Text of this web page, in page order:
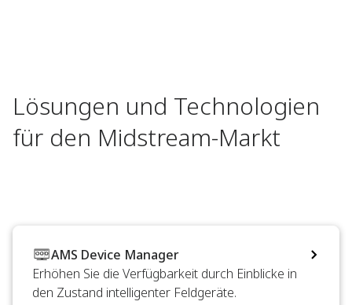
Lösungen und Technologien
für den Midstream-Markt
AMS Device Manager
Erhöhen Sie die Verfügbarkeit durch Einblicke in
den Zustand intelligenter Feldgeräte.